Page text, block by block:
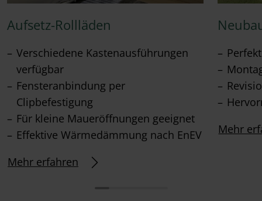
Aufsetz-Rollläden
Verschiedene Kastenausführungen
verfügbar
Fensteranbindung per
Clipbefestigung
Für kleine Maueröffnungen geeignet
Effektive Wärmedämmung nach EnEV
Mehr erfahren
Mehr